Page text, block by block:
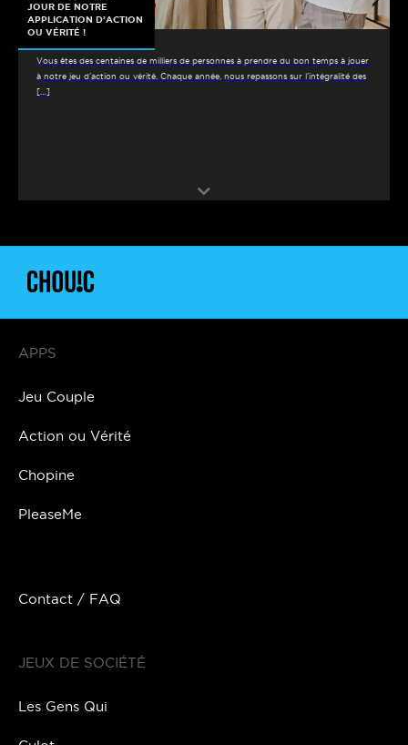
JOUR DE NOTRE
APPLICATION D’ACTION
OU VÉRITÉ !
Vous êtes des centaines de milliers de personnes à prendre du bon temps à jouer
à notre jeu d’action ou vérité. Chaque année, nous repassons sur l’intégralité des
[…]
APPS
Jeu Couple
Action ou Vérité
Chopine
PleaseMe
Contact / FAQ
JEUX DE SOCIÉTÉ
Les Gens Qui